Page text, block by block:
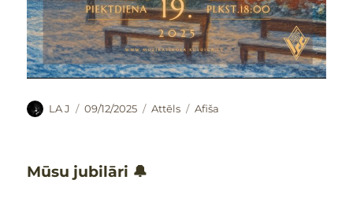
Autors
LA J Publicēts
09/12/2025 Formāts
Attēls Kategorijas
Afiša
Mūsu jubilāri 🔔